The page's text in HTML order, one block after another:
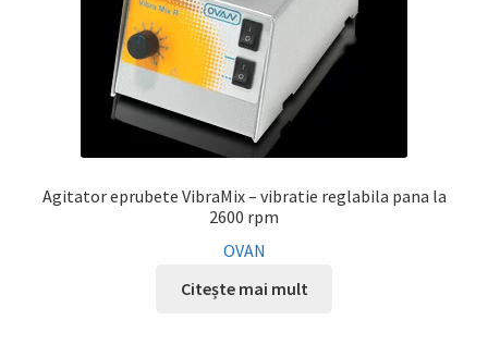
Agitator eprubete VibraMix – vibratie reglabila pana la
2600 rpm
OVAN
Citește mai mult